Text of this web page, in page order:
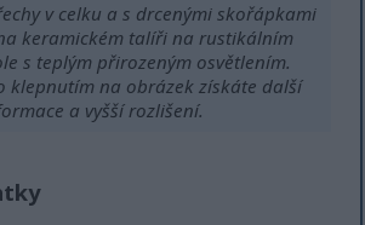
v celku a s drcenými skořápkami
keramickém talíři na rustikálním
s teplým přirozeným osvětlením.
klepnutím na obrázek získáte další
a vyšší rozlišení.